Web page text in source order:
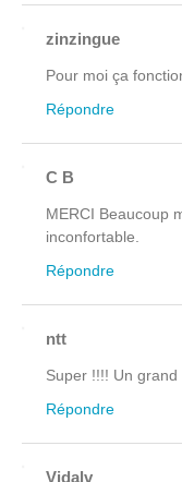
zinzingue
Pour moi ça
Répondre
C B
MERCI Beaucoup
inconfortable.
Répondre
ntt
Super !!!! Un grand
Répondre
Vidalv